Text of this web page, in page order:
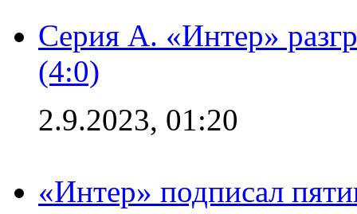
Серия А. «Интер»
(4:0)
2.9.2023, 01:20
«Интер» подписал